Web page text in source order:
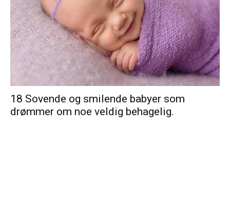
18 Sovende og smilende babyer som
drømmer om noe veldig behagelig.